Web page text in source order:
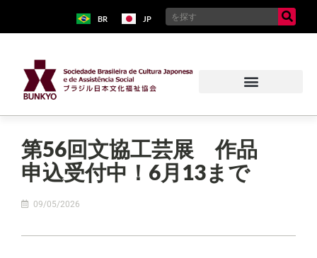
BR JP
第56回文協工芸展 作品
申込受付中！6月13まで
09/05/2026